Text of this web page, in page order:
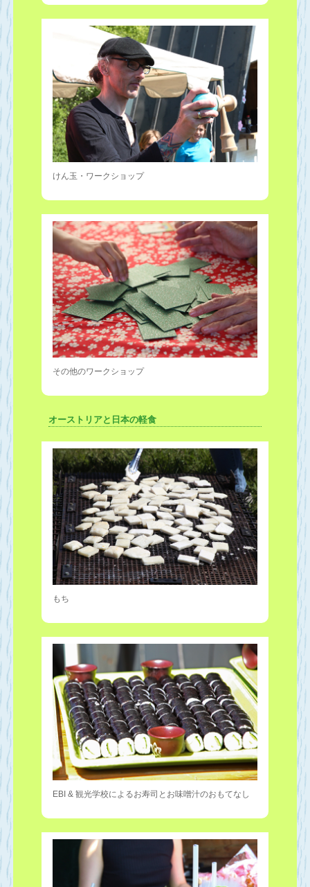
けん玉・ワークショップ
その他のワークショップ
オーストリアと日本の軽食
もち
EBI & 観光学校によるお寿司とお味噌汁のおもてなし